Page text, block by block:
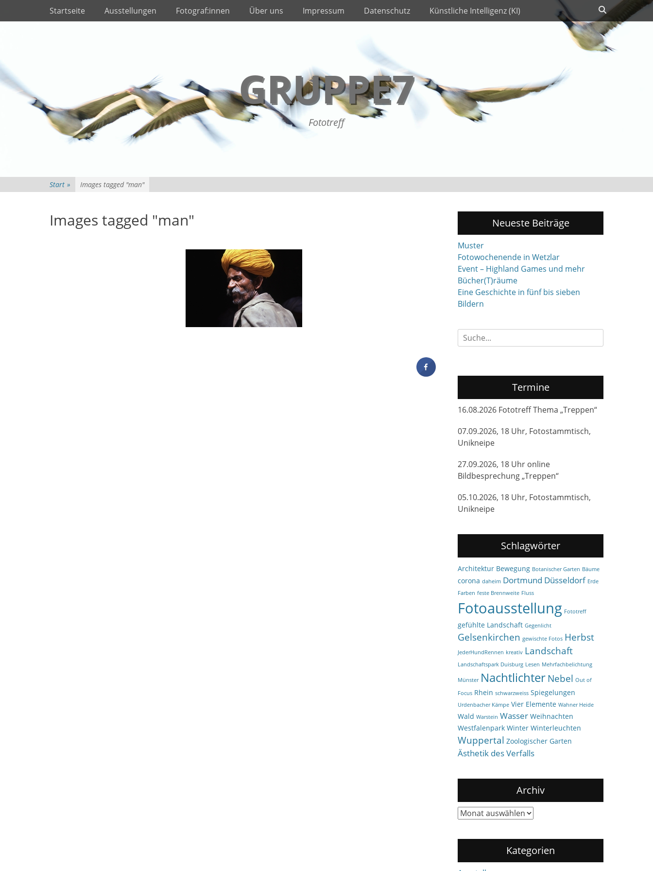
Zum
Inhalt
Primäres Menü
Startseite Ausstellungen Fotograf:innen Über uns Impressum Datenschutz Künstliche Intelligenz (KI) Suchen
GRUPPE7
Fototreff
Start » Images tagged "man"
Images tagged "man" Neueste Beiträge
Muster
Fotowochenende in Wetzlar
Event – Highland Games und mehr
Bücher(T)räume
Eine Geschichte in fünf bis sieben
Bildern
Suchen
nach:
Termine
16.08.2026 Fototreff Thema „Treppen“
07.09.2026, 18 Uhr, Fotostammtisch,
Unikneipe
27.09.2026, 18 Uhr online
Bildbesprechung „Treppen“
05.10.2026, 18 Uhr, Fotostammtisch,
Unikneipe
Schlagwörter
Architektur Bewegung Botanischer Garten Bäume
corona daheim Dortmund Düsseldorf Erde
Farben feste Brennweite Fluss
Fotoausstellung Fototreff
gefühlte Landschaft Gegenlicht
Gelsenkirchen gewischte Fotos Herbst
JederHundRennen kreativ Landschaft
Landschaftspark Duisburg Lesen Mehrfachbelichtung
Münster NachtlichterNebel Out of
Focus Rhein schwarzweiss Spiegelungen
Urdenbacher Kämpe Vier Elemente Wahner Heide
Wald Warstein Wasser Weihnachten
Westfalenpark Winter Winterleuchten
Wuppertal Zoologischer Garten
Ästhetik des Verfalls
Archiv
Archiv
Kategorien